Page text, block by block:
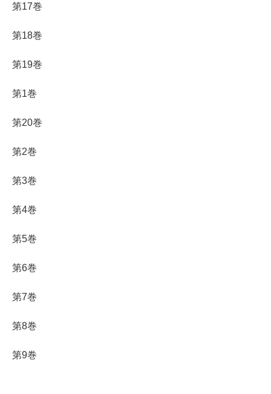
第17巻
第18巻
第19巻
第1巻
第20巻
第2巻
第3巻
第4巻
第5巻
第6巻
第7巻
第8巻
第9巻